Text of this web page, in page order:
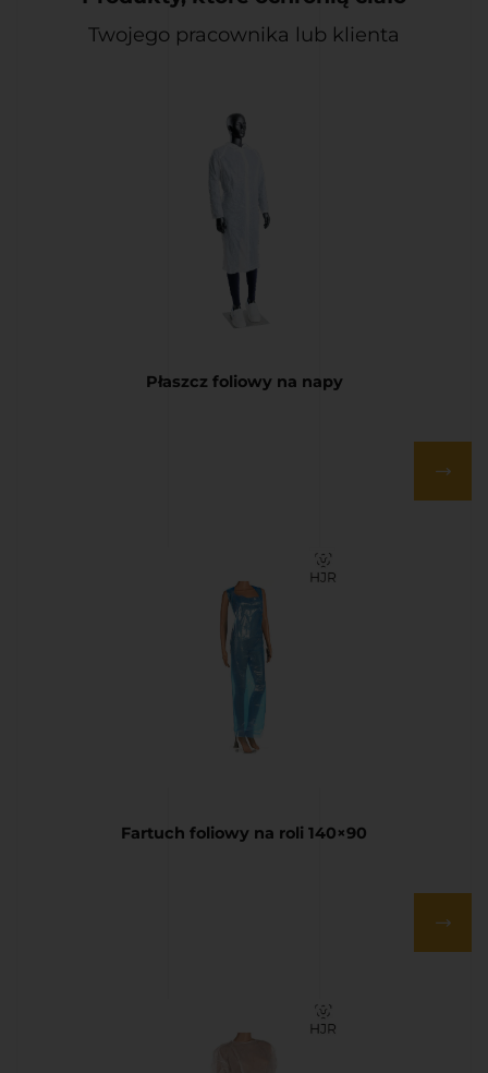
Twojego pracownika lub klienta
Płaszcz foliowy na napy
Fartuch foliowy na roli 140×90